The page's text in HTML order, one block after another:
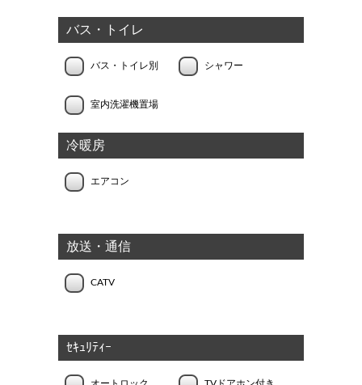
バス・トイレ
バス・トイレ別 シャワー
室内洗濯機置場
冷暖房
エアコン
放送・通信
CATV
ｾｷｭﾘﾃｨｰ